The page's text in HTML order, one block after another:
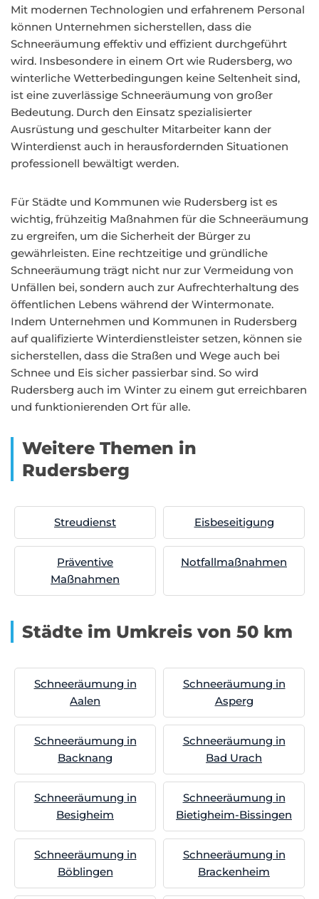
Mit modernen Technologien und erfahrenem Personal
können Unternehmen sicherstellen, dass die
Schneeräumung effektiv und effizient durchgeführt
wird. Insbesondere in einem Ort wie Rudersberg, wo
winterliche Wetterbedingungen keine Seltenheit sind,
ist eine zuverlässige Schneeräumung von großer
Bedeutung. Durch den Einsatz spezialisierter
Ausrüstung und geschulter Mitarbeiter kann der
Winterdienst auch in herausfordernden Situationen
professionell bewältigt werden.
Für Städte und Kommunen wie Rudersberg ist es
wichtig, frühzeitig Maßnahmen für die Schneeräumung
zu ergreifen, um die Sicherheit der Bürger zu
gewährleisten. Eine rechtzeitige und gründliche
Schneeräumung trägt nicht nur zur Vermeidung von
Unfällen bei, sondern auch zur Aufrechterhaltung des
öffentlichen Lebens während der Wintermonate.
Indem Unternehmen und Kommunen in Rudersberg
auf qualifizierte Winterdienstleister setzen, können sie
sicherstellen, dass die Straßen und Wege auch bei
Schnee und Eis sicher passierbar sind. So wird
Rudersberg auch im Winter zu einem gut erreichbaren
und funktionierenden Ort für alle.
Weitere Themen in
Rudersberg
Streudienst Eisbeseitigung
Präventive
Maßnahmen
Notfallmaßnahmen
Städte im Umkreis von 50 km
Schneeräumung in
Aalen
Schneeräumung in
Asperg
Schneeräumung in
Backnang
Schneeräumung in
Bad Urach
Schneeräumung in
Besigheim
Schneeräumung in
Bietigheim-Bissingen
Schneeräumung in
Böblingen
Schneeräumung in
Brackenheim